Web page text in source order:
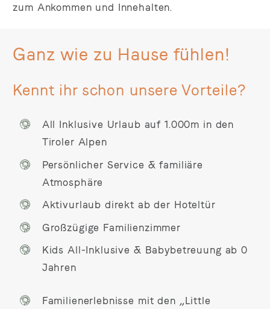
zum Ankommen und Innehalten.
Ganz wie zu Hause fühlen!
Kennt ihr schon unsere Vorteile?
All Inklusive Urlaub auf 1.000m in den
Tiroler Alpen
Persönlicher Service & familiäre
Atmosphäre
Aktivurlaub direkt ab der Hoteltür
Großzügige Familienzimmer
Kids All-Inklusive & Babybetreuung ab 0
Jahren
Familienerlebnisse mit den „Little